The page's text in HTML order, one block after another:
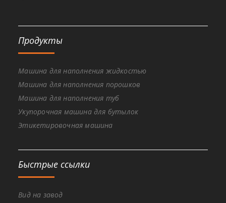
Продукты
Машина для наполнения жидкостью
Машина для наполнения порошков
Машина для наполнения туб
Укупорочная машина для бутылок
Этикетировочная машина
Быстрые ссылки
Вид на завод